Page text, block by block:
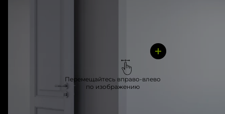
Перемещайтесь вправо-влево
по изображению